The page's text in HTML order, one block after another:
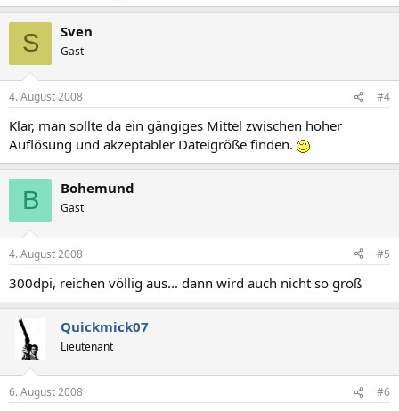
S Sven
Gast
4. August 2008 #4
Klar, man sollte da ein gängiges Mittel zwischen hoher
Auflösung und akzeptabler Dateigröße finden.
B Bohemund
Gast
4. August 2008 #5
300dpi, reichen völlig aus... dann wird auch nicht so groß
Quickmick07
Lieutenant
6. August 2008 #6